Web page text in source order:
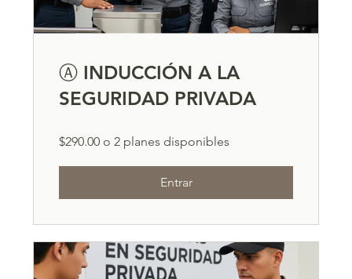
Ⓐ INDUCCIÓN A LA
SEGURIDAD PRIVADA
$290.00 o 2 planes disponibles
Entrar